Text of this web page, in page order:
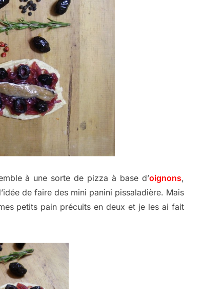
à une sorte de pizza à base d’oignons,
de faire des mini panini pissaladière. Mais
petits pain précuits en deux et je les ai fait